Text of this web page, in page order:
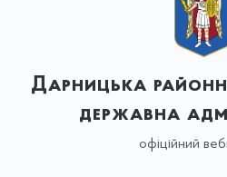
Дарницька
державна
офіційний